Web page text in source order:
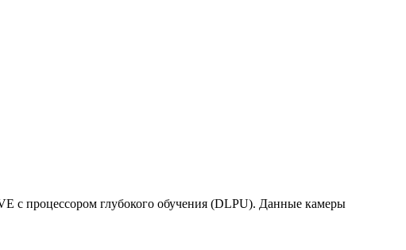
с процессором глубокого обучения (DLPU). Данные камеры